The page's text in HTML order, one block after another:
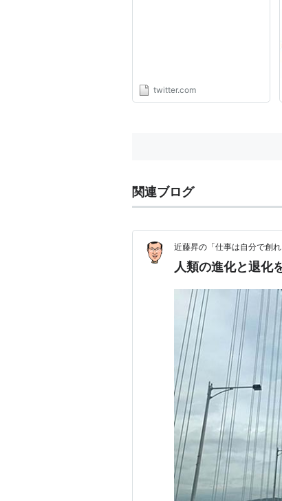
twitter.com
関連ブログ
近藤昇の「仕事は自分で創れ
人類の進化と退化